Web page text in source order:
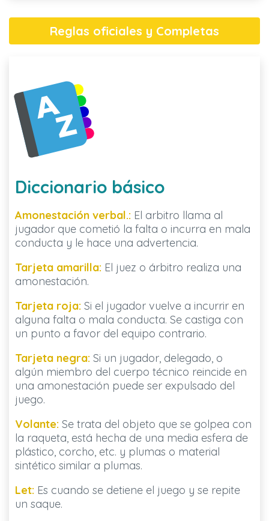
Reglas oficiales y Completas
Diccionario básico
Amonestación verbal.: El arbitro llama al
jugador que cometió la falta o incurra en mala
conducta y le hace una advertencia.
Tarjeta amarilla: El juez o árbitro realiza una
amonestación.
Tarjeta roja:Si el jugador vuelve a incurrir en
alguna falta o mala conducta. Se castiga con
un punto a favor del equipo contrario.
Tarjeta negra:Si un jugador, delegado, o
algún miembro del cuerpo técnico reincide en
una amonestación puede ser expulsado del
juego.
Volante:Se trata del objeto que se golpea con
la raqueta, está hecha de una media esfera de
plástico, corcho, etc. y plumas o material
sintético similar a plumas.
Let: Es cuando se detiene el juego y se repite
un saque.